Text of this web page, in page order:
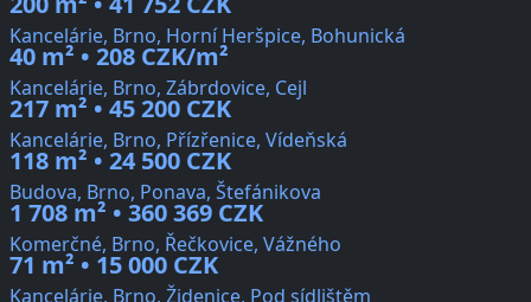
Kancelárie, Brno, Horní Heršpice, Bohunická
40 m² • 208 CZK/m²
Kancelárie, Brno, Zábrdovice, Cejl
217 m² • 45 200 CZK
Kancelárie, Brno, Přízřenice, Vídeňská
118 m² • 24 500 CZK
Budova, Brno, Ponava, Štefánikova
1 708 m² • 360 369 CZK
Komerčné, Brno, Řečkovice, Vážného
71 m² • 15 000 CZK
Kancelárie, Brno, Židenice, Pod sídlištěm